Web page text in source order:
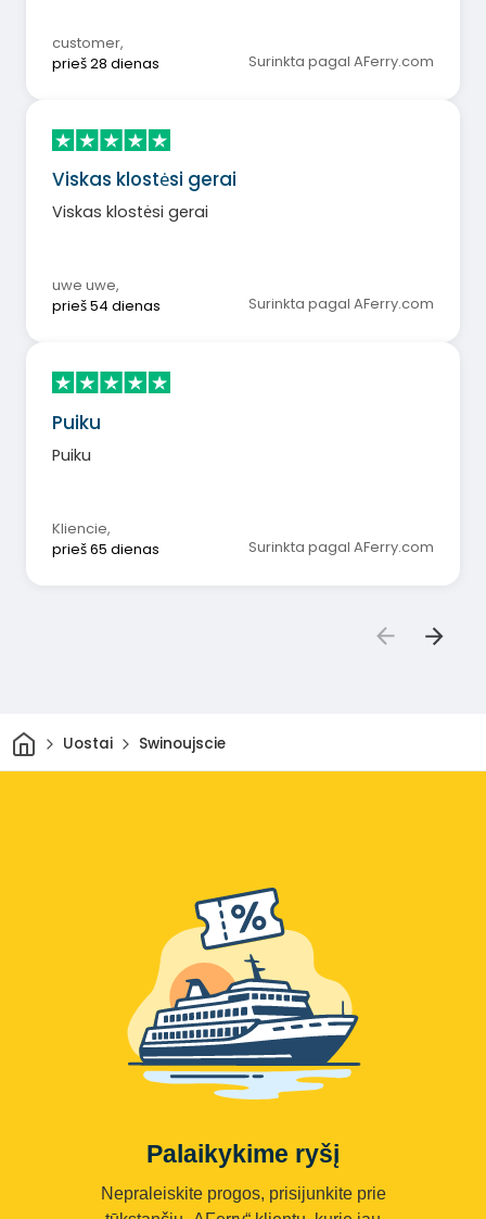
customer,
prieš 28 dienas
Surinkta pagal AFerry.com
Viskas klostėsi gerai
Viskas klostėsi gerai
uwe uwe,
prieš 54 dienas
Surinkta pagal AFerry.com
Puiku
Puiku
Kliencie,
prieš 65 dienas
Surinkta pagal AFerry.com
Pradžia
Uostai Swinoujscie
Palaikykime ryšį
Nepraleiskite progos, prisijunkite prie